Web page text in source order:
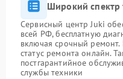
Широкий спектр
Сервисный центр Juki
всей РФ, бесплатную
включая срочный ремонт.
статус ремонта онлайн.
постгарантийное
службы техники